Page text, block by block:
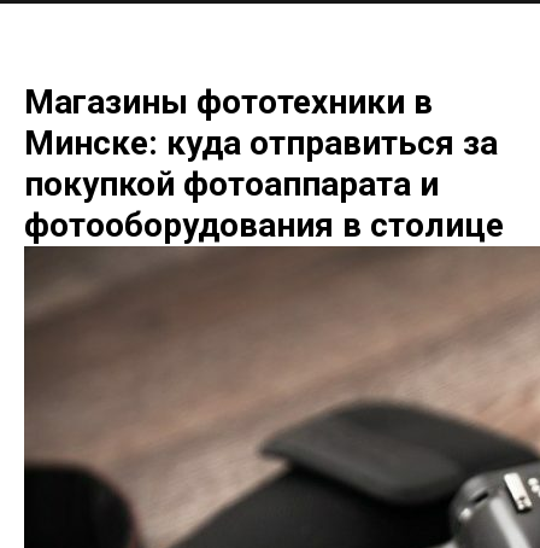
Магазины фототехники в
Минске: куда отправиться за
покупкой фотоаппарата и
фотооборудования в столице